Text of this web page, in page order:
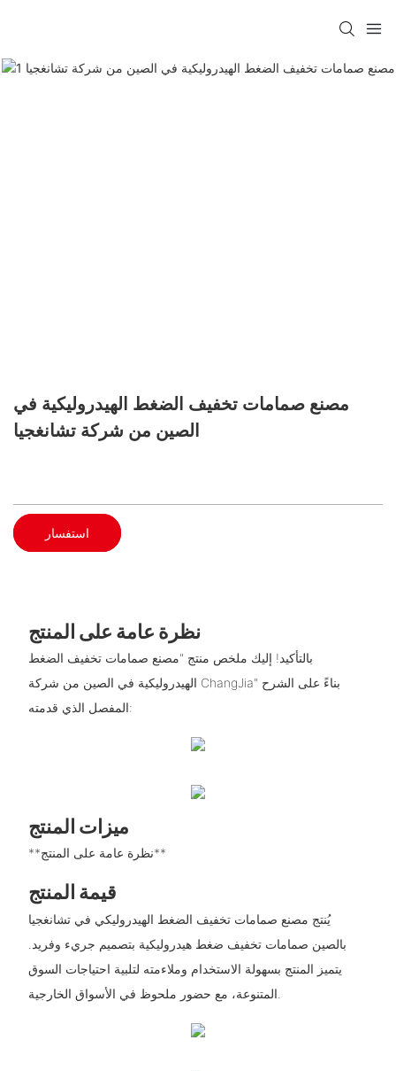
مصنع صمامات تخفيف الضغط الهيدروليكية في
الصين من شركة تشانغجيا
استفسار
نظرة عامة على المنتج
بالتأكيد! إليك ملخص منتج "مصنع صمامات تخفيف الضغط
الهيدروليكية في الصين من شركة ChangJia" بناءً على الشرح
المفصل الذي قدمته:
ميزات المنتج
**نظرة عامة على المنتج**
قيمة المنتج
يُنتج مصنع صمامات تخفيف الضغط الهيدروليكي في تشانغجيا
بالصين صمامات تخفيف ضغط هيدروليكية بتصميم جريء وفريد.
يتميز المنتج بسهولة الاستخدام وملاءمته لتلبية احتياجات السوق